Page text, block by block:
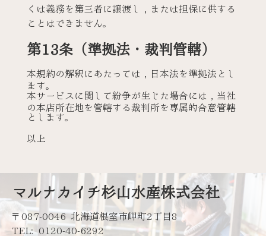
くは義務を第三者に譲渡し，または担保に供する
ことはできません。
第13条（準拠法・裁判管轄）
本規約の解釈にあたっては，日本法を準拠法とし
ます。
本サービスに関して紛争が生じた場合には，当社
の本店所在地を管轄する裁判所を専属的合意管轄
とします。
以上
マルナカイチ杉山水産株式会社
〒087-0046 北海道根室市岬町2丁目8
TEL: 0120-40-6292